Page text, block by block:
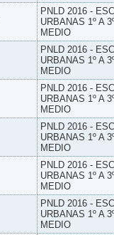
PNLD 2016 -
URBANAS 1º A
MEDIO
PNLD 2016 -
URBANAS 1º A
MEDIO
PNLD 2016 -
URBANAS 1º A
MEDIO
PNLD 2016 -
URBANAS 1º A
MEDIO
PNLD 2016 -
URBANAS 1º A
MEDIO
PNLD 2016 -
URBANAS 1º A
MEDIO